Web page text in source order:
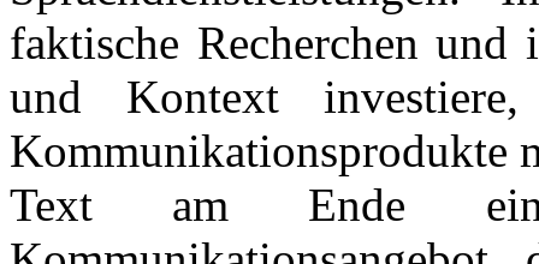
faktische Recherchen
und Kontext
Kommunikationsprodukte
Text am Ende ein